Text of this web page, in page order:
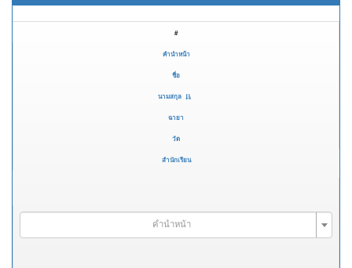
#
คำนำหน้า
ชื่อ
นามสกุล
ฉายา
วัด
สำนักเรียน
คำนำหน้า